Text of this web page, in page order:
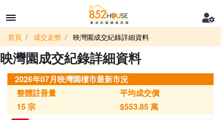
首頁 成交走勢 映灣園成交紀錄詳細資料
映灣園成交紀錄詳細資料
2026年07月映灣園樓市最新市況
整體註冊量
15宗
平均成交價
$553.85萬